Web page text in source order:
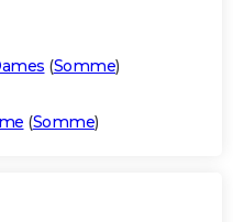
(Somme)
(Somme)